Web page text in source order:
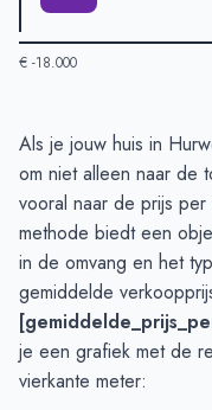
€ -18.000
Huizenprijzen in
Type
Vraagprijs in euro's
Verkoopprijs in euro's
Als je jouw huis in
om niet alleen naar de
vooral naar de prijs
methode biedt een
in de omvang en het
gemiddelde
je een grafiek met de
vierkante meter: